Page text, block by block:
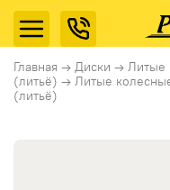
Главная → Диски → Литые
(литьё) → Литые
(литьё)